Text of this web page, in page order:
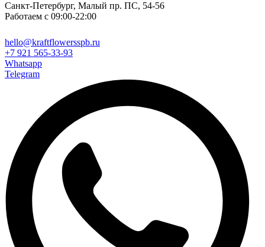
Санкт-Петербург, Малый пр. ПС, 54-56
Работаем с 09:00-22:00
hello@kraftflowersspb.ru
+7 921 565-33-93
Whatsapp
Telegram